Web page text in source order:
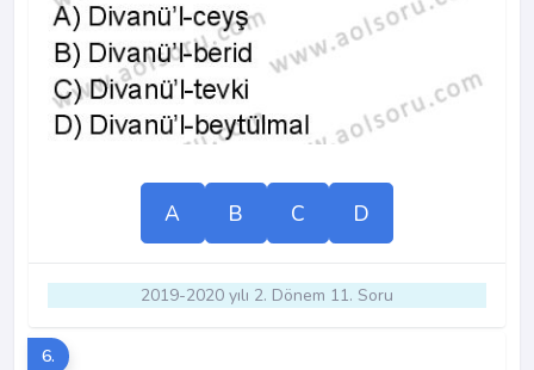
A B C D
2019-2020 yılı 2. Dönem 11. Soru
6.